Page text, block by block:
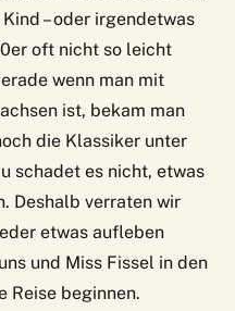
– oder irgendetwas
oft nicht so leicht
wenn man mit
ist, bekam man
die Klassiker unter
schadet es nicht, etwas
Deshalb verraten wir
etwas aufleben
und Miss Fissel in den
Reise beginnen.